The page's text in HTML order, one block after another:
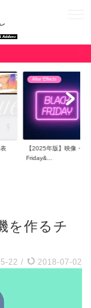
After Effects
【2025年版】映像・
Friday&...
を作るチ
22 / 2018-07-02